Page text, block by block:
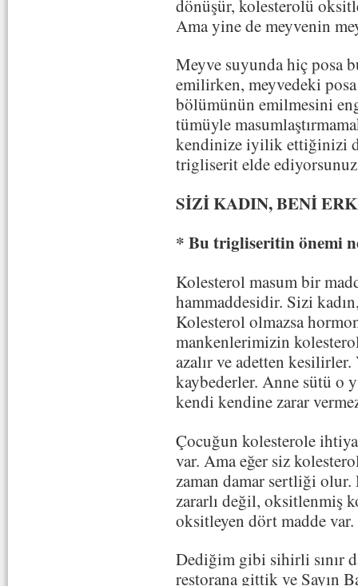
dönüşür, kolesterolü
Ama yine de meyvenin
Meyve suyunda hiç posa
emilirken, meyvedeki
bölümünün emilmesini
tümüyle
kendinize iyilik ettiğinizi
trigliserit elde
SİZİ KADIN, BENİ
* Bu trigliseritin önemi
Kolesterol masum bir
hammaddesidir. Sizi
Kolesterol olmazsa
mankenlerimizin
azalır ve adetten kesilirler.
kaybederler. Anne sütü o
kendi kendine zarar
Çocuğun kolesterole
var. Ama eğer siz
zaman damar sertliği olur.
zararlı değil, oksitlenmiş
oksitleyen dört madde
Dediğim gibi sihirli sınır
restorana gittik ve Sayın